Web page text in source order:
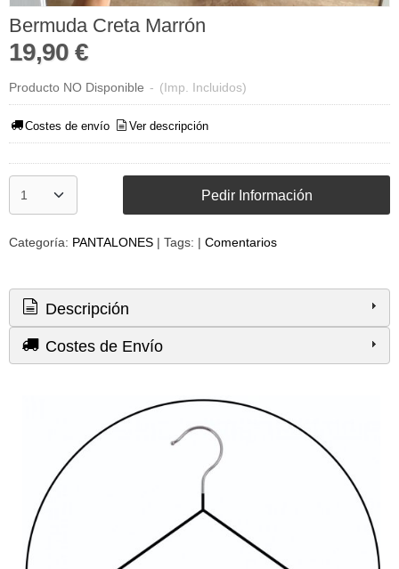
Bermuda Creta Marrón
19,90 €
Producto NO Disponible - (Imp. Incluidos)
Costes de envío Ver descripción
Pedir Información
Categoría: PANTALONES | Tags: | Comentarios
Descripción
Costes de Envío